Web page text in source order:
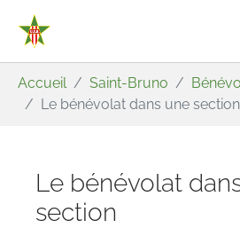
Accueil Saint-Bruno
Le bénévolat dans une section
Le bénévolat
section